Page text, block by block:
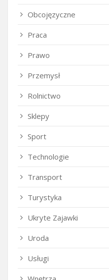
Obcojęzyczne
Praca
Prawo
Przemysł
Rolnictwo
Sklepy
Sport
Technologie
Transport
Turystyka
Ukryte Zajawki
Uroda
Usługi